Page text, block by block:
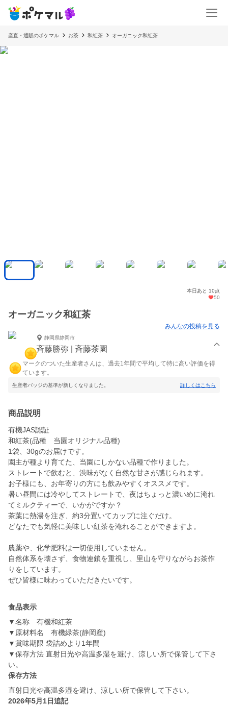
産直・通販のポケマル お茶 和紅茶 オーガニック和紅茶
本日あと 10点
50
オーガニック和紅茶
みんなの投稿を見る
静岡県静岡市
斉藤勝弥 | 斉藤茶園
マークのついた生産者さんは、過去1年間で平均して特に高い評価を得
ています。
生産者バッジの基準が新しくなりました。 詳しくはこちら
商品説明
有機JAS認証
和紅茶(品種 当園オリジナル品種)
1袋、30gのお届けです。
園主が種より育てた、当園にしかない品種で作りました。
ストレートで飲むと、渋味がなく自然な甘さが感じられます。
お子様にも、お年寄りの方にも飲みやすくオススメです。
暑い昼間には冷やしてストレートで、夜はちょっと濃いめに淹れ
てミルクティーで、いかがですか？
茶葉に熱湯を注ぎ、約3分置いてカップに注ぐだけ。
どなたでも気軽に美味しい紅茶を淹れることができますよ。
農薬や、化学肥料は一切使用していません。
自然体系を壊さず、食物連鎖を重視し、里山を守りながらお茶作
りをしています。
ぜひ皆様に味わっていただきたいです。
食品表示
▼名称 有機和紅茶
▼原材料名 有機緑茶(静岡産)
▼賞味期限 袋詰めより1年間
▼保存方法 直射日光や高温多湿を避け、涼しい所で保管して下さ
い。
保存方法
直射日光や高温多湿を避け、涼しい所で保管して下さい。
2026年5月1日追記